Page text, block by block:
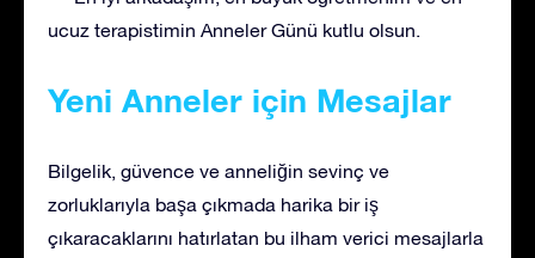
ucuz terapistimin Anneler Günü kutlu olsun.
Yeni Anneler için Mesajlar
Bilgelik, güvence ve anneliğin sevinç ve
zorluklarıyla başa çıkmada harika bir iş
çıkaracaklarını hatırlatan bu ilham verici mesajlarla